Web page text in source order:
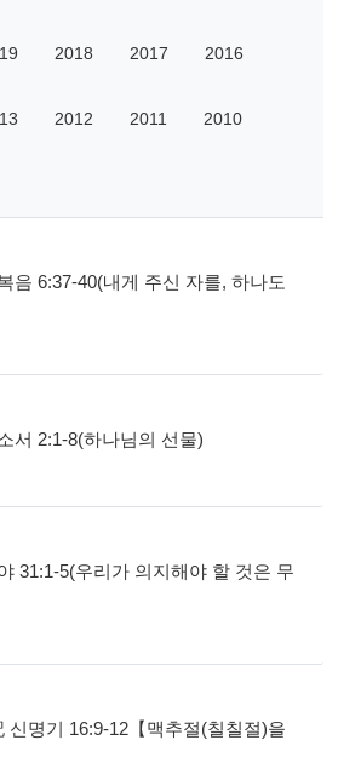
2018 2017 2016
2012 2011 2010
음 6:37-40(내게 주신 자를, 하나도
서 2:1-8(하나님의 선물)
31:1-5(우리가 의지해야 할 것은 무
신명기 16:9-12【맥추절(칠칠절)을